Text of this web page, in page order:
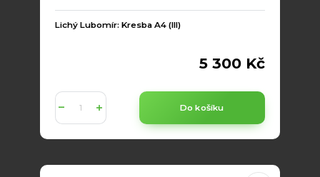
Lichý Lubomír: Kresba A4 (III)
5 300 Kč
Do košíku